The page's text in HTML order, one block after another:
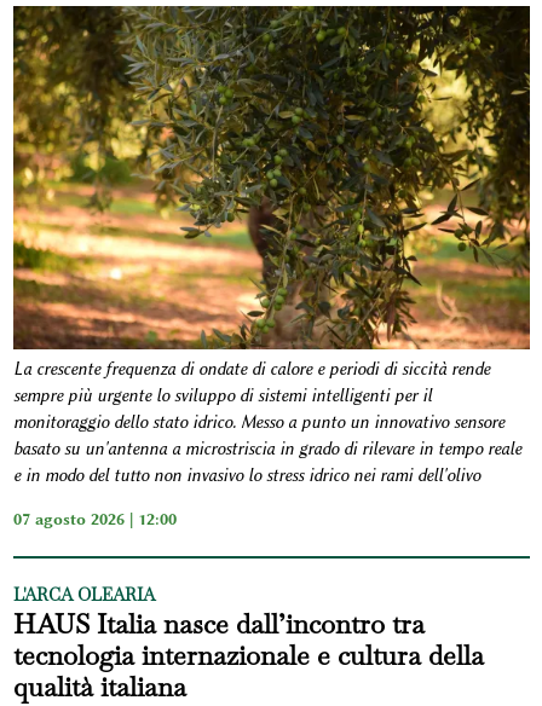
La crescente frequenza di ondate di calore e periodi di siccità rende
sempre più urgente lo sviluppo di sistemi intelligenti per il
monitoraggio dello stato idrico. Messo a punto un innovativo sensore
basato su un'antenna a microstriscia in grado di rilevare in tempo reale
e in modo del tutto non invasivo lo stress idrico nei rami dell'olivo
07 agosto 2026 | 12:00
L'ARCA OLEARIA
HAUS Italia nasce dall’incontro tra
tecnologia internazionale e cultura della
qualità italiana